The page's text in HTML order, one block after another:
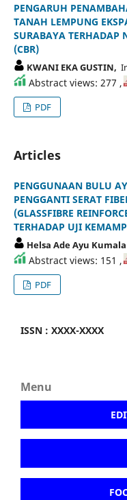
PENGARUH
TANAH LEMPUNG
SURABAYA TERHADAP
(CBR)
KWANI EKA GUSTIN,
Abstract views: 277 ,
PDF
Articles
PENGGUNAAN BULU
PENGGANTI SERAT
(GLASSFIBRE
TERHADAP UJI
Helsa Ade Ayu
Abstract views: 151 ,
PDF
ISSN : XXXX-XXXX
Menu